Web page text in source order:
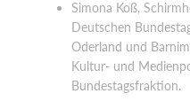
Simona Koß,
Deutschen
Oderland und
Kultur- und
Bundestagsfraktion.